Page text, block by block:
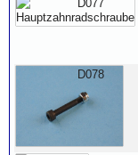
D077
D078